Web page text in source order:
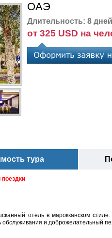
ОАЭ
Длительность: 8 дней
от 325 USD на
тура
отель в марокканском
обслуживания и доброжелательный